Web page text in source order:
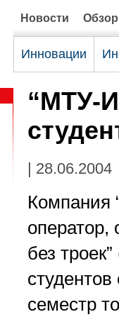
Новости
Инновации
“МТУ-
| 28.06.2004
Компания
оператор,
без троек”
семестр